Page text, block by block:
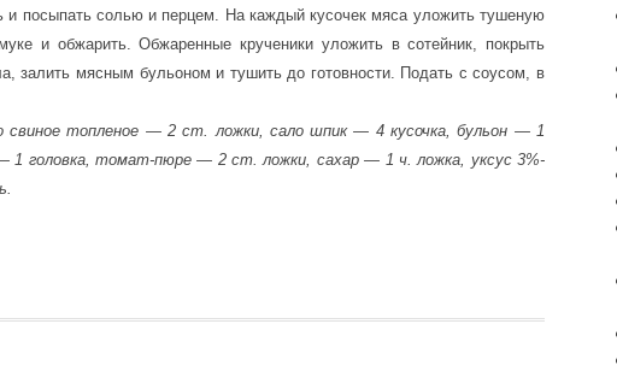
и посыпать солью и перцем. На каждый кусочек мяса уложить тушеную
и обжарить. Обжаренные крученики уложить в сотейник, покрыть
залить мясным бульоном и тушить до готовности. Подать с соусом, в
свиное топленое — 2 ст. ложки, сало шпик — 4 кусочка, бульон — 1
головка, томат-пюре — 2 ст. ложки, сахар — 1 ч. ложка, уксус 3%-